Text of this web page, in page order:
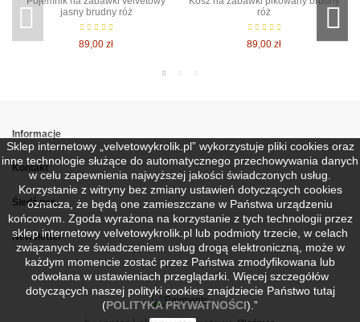
jasny brudny róż
89,00 zł
róż
89,00 zł
Informacje
Kontakt
Sklep internetowy „velvetowykrolik.pl” wykorzystuje pliki cookies oraz
inne technologie służące do automatycznego przechowywania danych
w celu zapewnienia najwyższej jakości świadczonych usług.
Korzystanie z witryny bez zmiany ustawień dotyczących cookies
oznacza, że będą one zamieszczane w Państwa urządzeniu
końcowym. Zgoda wyrażona na korzystanie z tych technologii przez
sklep internetowy velvetowykrolik.pl lub podmioty trzecie, w celach
związanych ze świadczeniem usług drogą elektroniczną, może w
każdym momencie zostać przez Państwa zmodyfikowana lub
odwołana w ustawieniach przeglądarki. Więcej szczegółów
dotyczących naszej polityki cookies znajdziecie Państwo tutaj
(POLITYKA PRYWATNOŚCI).”
Śledź nas
Newsletter